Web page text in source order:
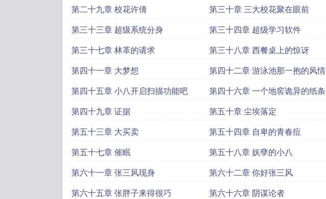
第二十九章 校花许倩
第三十章 三大校花聚在眼前
第三十三章 超级系统分身
第三十四章 超级学习软件
第三十七章 林革的请求
第三十八章 西餐桌上的惊讶
第四十一章 大梦想
第四十二章 游泳池那一抱的风情
第四十五章 小八开启扫描功能吧
第四十六章 一个地窖诡异的纸条
第四十九章 证据
第五十章 尘埃落定
第五十三章 大买卖
第五十四章 自卑的青春痘
第五十七章 催眠
第五十八章 妖孽的小八
第六十一章 张三风现身
第六十二章 你好张三风
第六十五章 张胖子来得很巧
第六十六章 阴谋论者